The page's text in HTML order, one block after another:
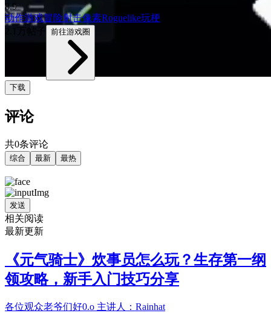
8.9
动作游戏冒险射击像素Roguelike玩梗
前往游戏圈
下载
评论
共0条评论
综合 最新 最热
发送
相关阅读
最新更新
《元气骑士》炊事员怎么玩？生存第一纲
领攻略，新手入门技巧分享
各位观众老爷们好0.o 主讲人：Rainhat